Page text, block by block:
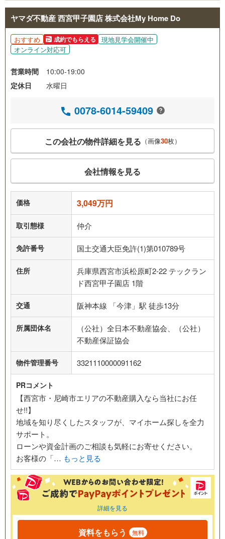
ヤマダ不動産 西宮甲子園店 株式会社My Home Do
おすすめ 成約でもらえる
現地見学会開催中
オンライン対応可
営業時間
10:00-19:00
定休日
水曜日
0078-6014-59409
この会社の物件詳細を見る （画像30枚）
会社情報を見る
価格 3,049万円
取引態様 仲介
免許番号 国土交通大臣免許(1)第010789号
住所
兵庫県西宮市浜松原町2-22 テックラン
ド西宮甲子園店 1階
交通 阪神本線 「今津」駅 徒歩13分
所属団体名
（公社）全日本不動産協会、（公社）
不動産保証協会
物件管理番号 3321110000091162
PRコメント
【西宮市・尼崎市エリアの不動産購入なら当社にお任
せ!!】
地域を知り尽くしたスタッフが、マイホーム探しを全力
サポート。
ローンや資金計画のご相談も気軽にお寄せください。
お客様の「… もっと見る
詳細を見る
資料をもらう 無料